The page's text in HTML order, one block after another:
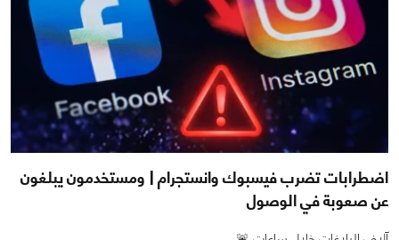
اضطرابات تضرب فيسبوك وانستجرام | ومستخدمون يبلغون
عن صعوبة في الوصول